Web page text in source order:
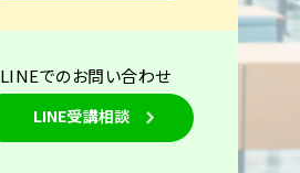
LINEでのお問い合わせ
LINE受講相談